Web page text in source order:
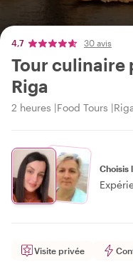
4,7 30 avis
Tour culinaire
Riga
2 heures Food Tours
Choisis
Visite privée